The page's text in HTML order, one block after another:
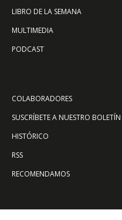
LIBRO DE LA SEMANA
MULTIMEDIA
PODCAST
COLABORADORES
SUSCRÍBETE A NUESTRO BOLETÍN
HISTÓRICO
RSS
RECOMENDAMOS